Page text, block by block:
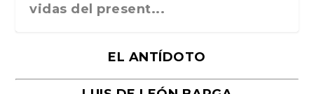
vidas del present...
EL ANTÍDOTO